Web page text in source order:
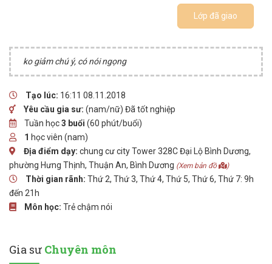
Lớp đã giao
ko giảm chú ý, có nói ngọng
Tạo lúc: 16:11 08.11.2018
Yêu cầu gia sư: (nam/nữ) Đã tốt nghiệp
Tuần học3 buổi (60 phút/buổi)
1 học viên (nam)
Địa điểm dạy: chung cư city Tower 328C Đại Lộ Bình Dương,
phường Hưng Thịnh, Thuận An, Bình Dương (Xem bản đồ )
Thời gian rãnh: Thứ 2, Thứ 3, Thứ 4, Thứ 5, Thứ 6, Thứ 7: 9h
đến 21h
Môn học: Trẻ chậm nói
Gia sư Chuyên môn